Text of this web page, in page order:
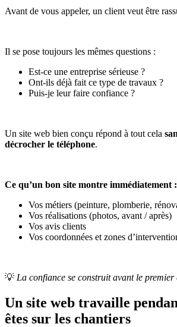
Avant de vous appeler, un client veut être
Il se pose toujours les mêmes questions :
Est-ce une entreprise sérieuse ?
Ont-ils déjà fait ce type de travaux ?
Puis-je leur faire confiance ?
Un site web bien conçu répond à tout cela
décrocher le téléphone.
Ce qu’un bon site montre immédiatement :
Vos métiers (peinture, plomberie,
Vos réalisations (photos, avant / après)
Vos avis clients
Vos coordonnées et zones
💡 La confiance se construit avant le premier
Un site web travaille
êtes sur les chantiers